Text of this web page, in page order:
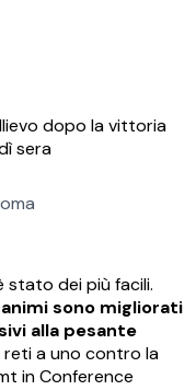
dopo la vittoria
sera
stato dei più facili.
sono migliorati
alla pesante
reti a uno contro la
in Conference